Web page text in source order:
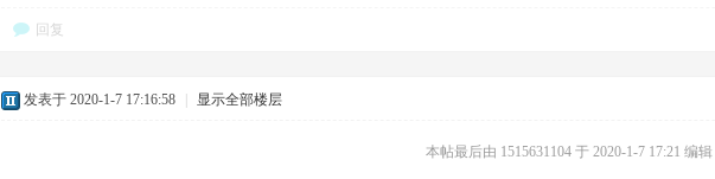
回复
发表于 2020-1-7 17:16:58 显示全部楼层
本帖最后由 1515631104 于 2020-1-7 17:21 编辑